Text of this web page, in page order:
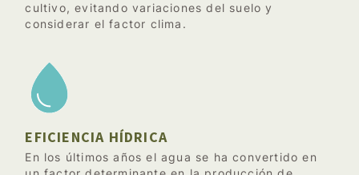
cultivo, evitando variaciones del suelo y
considerar el factor clima.
EFICIENCIA HÍDRICA
En los últimos años el agua se ha convertido en